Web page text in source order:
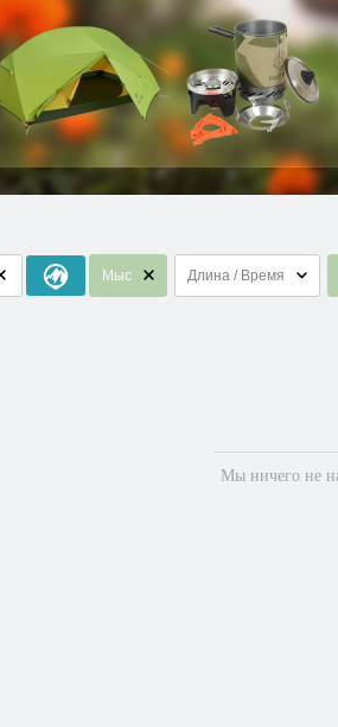
Мыс Длина / Время
Мы ничего не